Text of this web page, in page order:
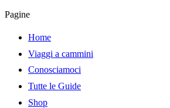
Pagine
Home
Viaggi a cammini
Conosciamoci
Tutte le Guide
Shop